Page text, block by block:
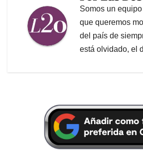
Somos un
que queremos
del país de
está olvidado, el